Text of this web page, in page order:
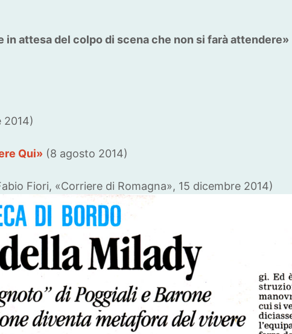
attesa del colpo di scena che non si farà attendere»
2014)
Qui» (8 agosto 2014)
Fiori, «Corriere di Romagna», 15 dicembre 2014)